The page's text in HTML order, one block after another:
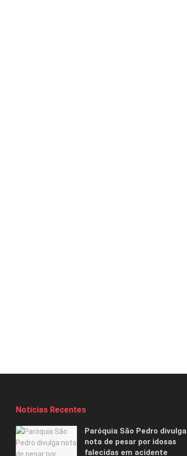
Notícias Recentes
Paróquia São Pedro divulga
nota de pesar por idosas
falecidas em acidente